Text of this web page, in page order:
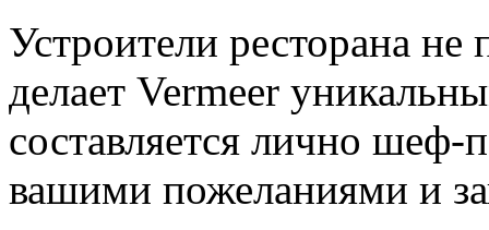
Устроители ресторана
делает Vermeer
составляется лично шеф-
вашими пожеланиями и